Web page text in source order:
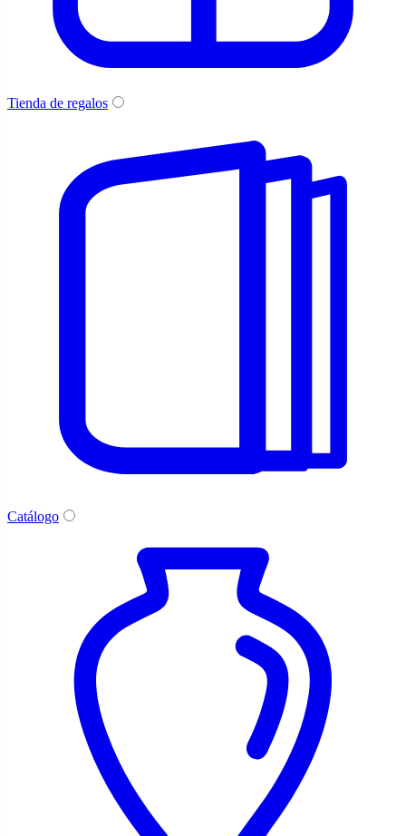
Tienda de regalos
Catálogo